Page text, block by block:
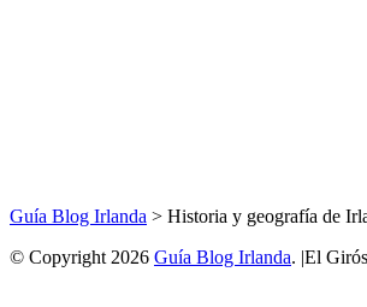
Guía Blog Irlanda > Historia y geografía de
© Copyright 2026 Guía Blog Irlanda. |El